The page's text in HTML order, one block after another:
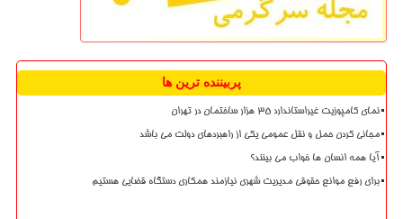
پربیننده ترین ها
نمای کامپوزیت غیراستاندارد ۳۵ هزار ساختمان در تهران
مجانی کردن حمل و نقل عمومی یکی از راهبردهای دولت می باشد
آیا همه انسان ها خواب می بینند؟
برای رفع موانع حقوقی مدیریت شهری نیازمند همکاری دستگاه قضایی هستیم